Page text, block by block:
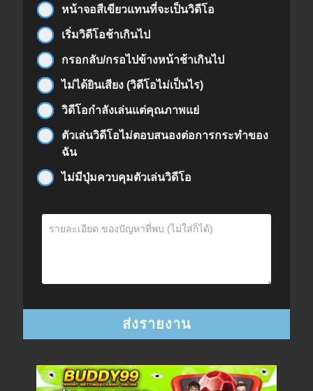
หน้าจอสีเขียวแทนที่จะเป็นวิดีโอ
เริ่มวิดีโอช้าเกินไป
กรอกลับ/กรอไปข้างหน้าช้าเกินไป
ไม่ได้ยินเสียง (วิดีโอไม่เป็นไร)
วิดีโอกำลังเล่นแต่คุณภาพแย่
ตัวเล่นวิดีโอไม่ตอบสนองต่อการกระทำของ
ฉัน
ไม่มีปุ่มควบคุมตัวเล่นวิดีโอ